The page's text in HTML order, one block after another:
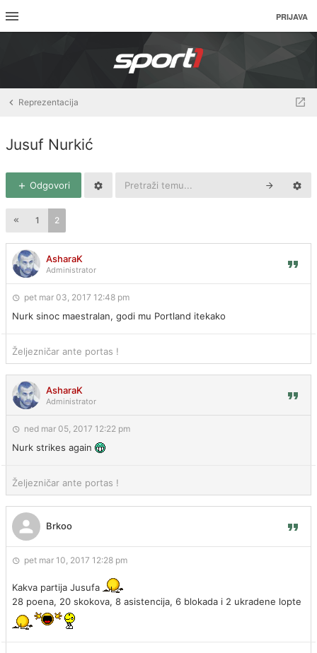
PRIJAVA
Reprezentacija
Jusuf Nurkić
Odgovori
1 2
AsharaK
Administrator
pet mar 03, 2017 12:48 pm
Nurk sinoc maestralan, godi mu Portland itekako
Željezničar ante portas !
AsharaK
Administrator
ned mar 05, 2017 12:22 pm
Nurk strikes again
Željezničar ante portas !
Brkoo
pet mar 10, 2017 12:28 pm
Kakva partija Jusufa
28 poena, 20 skokova, 8 asistencija, 6 blokada i 2 ukradene lopte